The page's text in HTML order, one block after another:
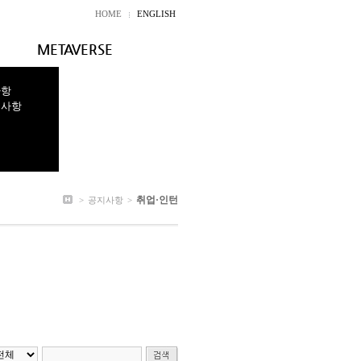
HOME ENGLISH
항
METAVERSE
> 공지사항 > 취업·인턴